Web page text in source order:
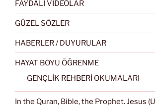
FAYDALI VİDEOLAR
GÜZEL SÖZLER
HABERLER / DUYURULAR
HAYAT BOYU ÖĞRENME
GENÇLİK REHBERİ OKUMALARI
In the Quran, Bible, the Prophet. Jesus